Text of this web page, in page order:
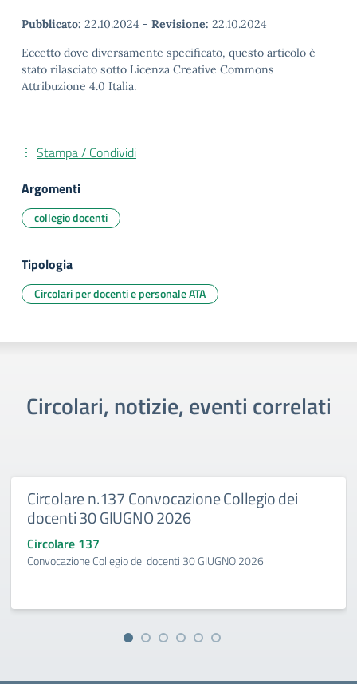
Pubblicato: 22.10.2024 - Revisione: 22.10.2024
Eccetto dove diversamente specificato, questo articolo è
stato rilasciato sotto Licenza Creative Commons
Attribuzione 4.0 Italia.
Stampa / Condividi
Argomenti
collegio docenti
Tipologia
Circolari per docenti e personale ATA
Circolari, notizie, eventi correlati
Circolare n.137 Convocazione Collegio dei
docenti 30 GIUGNO 2026
Circolare 137
Convocazione Collegio dei docenti 30 GIUGNO 2026